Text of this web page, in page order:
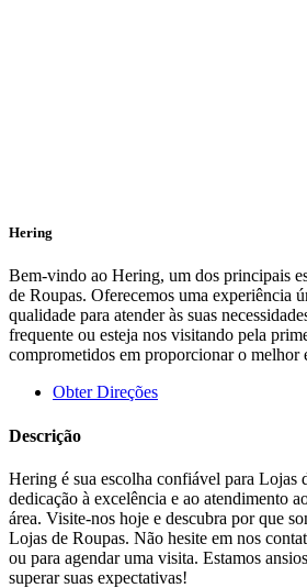
Hering
Bem-vindo ao Hering, um dos principais
de Roupas. Oferecemos uma experiência
qualidade para atender às suas
frequente ou esteja nos visitando pela
comprometidos em proporcionar o melhor
Obter Direções
Descrição
Hering é sua escolha confiável para Lojas
dedicação à excelência e ao atendimento
área. Visite-nos hoje e descubra por que
Lojas de Roupas. Não hesite em nos
ou para agendar uma visita. Estamos
superar suas expectativas!